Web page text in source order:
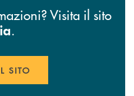
Visita il sito
.
SITO